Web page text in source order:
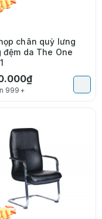
chân quỳ lưng
đệm da The One
999+